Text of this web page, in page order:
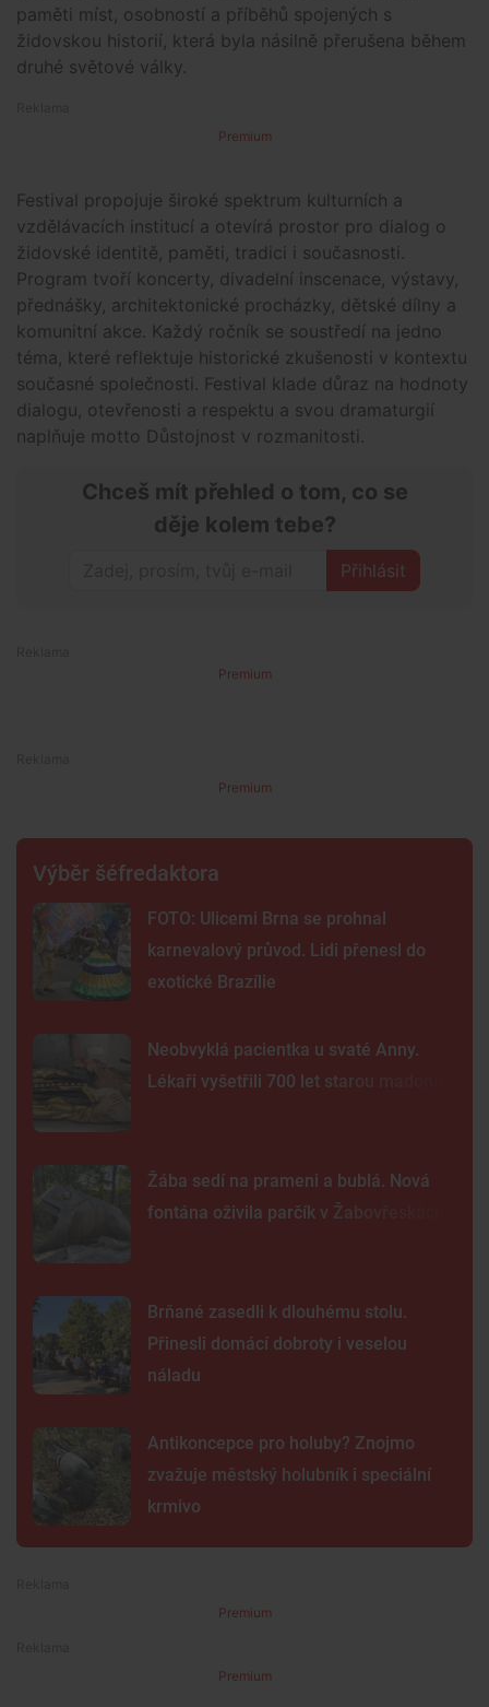
paměti míst, osobností a příběhů spojených s
židovskou historií, která byla násilně přerušena během
druhé světové války.
Premium
Festival propojuje široké spektrum kulturních a
vzdělávacích institucí a otevírá prostor pro dialog o
židovské identitě, paměti, tradici i současnosti.
Program tvoří koncerty, divadelní inscenace, výstavy,
přednášky, architektonické procházky, dětské dílny a
komunitní akce. Každý ročník se soustředí na jedno
téma, které reflektuje historické zkušenosti v kontextu
současné společnosti. Festival klade důraz na hodnoty
dialogu, otevřenosti a respektu a svou dramaturgií
naplňuje motto Důstojnost v rozmanitosti.
Chceš mít přehled o tom, co se
děje kolem tebe?
Přihlásit
Premium
Premium
Výběr šéfredaktora
FOTO: Ulicemi Brna se prohnal
karnevalový průvod. Lidi přenesl do
exotické Brazílie
Neobvyklá pacientka u svaté Anny.
Lékaři vyšetřili 700 let starou madonu
Žába sedí na prameni a bublá. Nová
fontána oživila parčík v Žabovřeskách
Brňané zasedli k dlouhému stolu.
Přinesli domácí dobroty i veselou
náladu
Antikoncepce pro holuby? Znojmo
zvažuje městský holubník i speciální
krmivo
Premium
Premium